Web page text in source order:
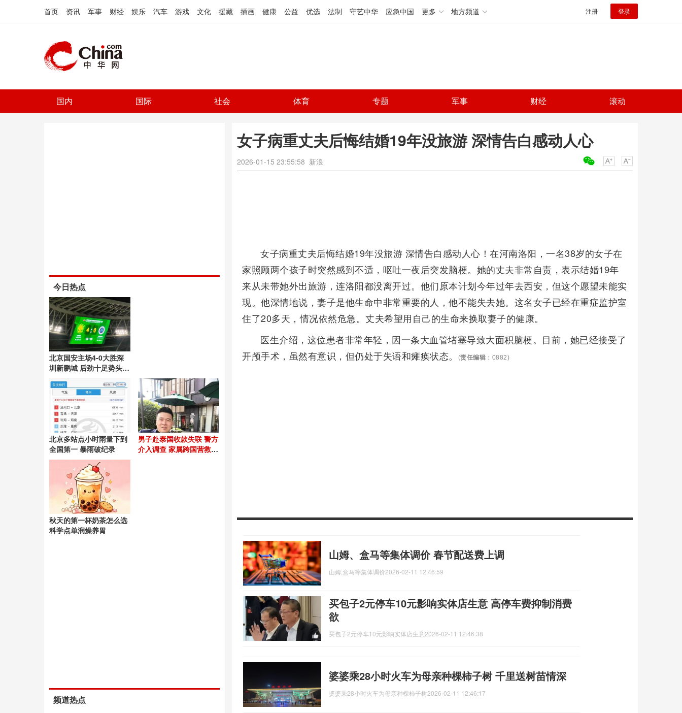
首页 资讯 军事 财经 娱乐 汽车 游戏 文化 援藏 插画 健康 公益 优选 法制 守艺中华 应急中国 更多 地方频道 注册 登录
国内 国际 社会 体育 专题 军事 财经 滚动
女子病重丈夫后悔结婚19年没旅游 深情告白感动人心
2026-01-15 23:55:58 新浪
女子病重丈夫后悔结婚19年没旅游 深情告白感动人心！在河南洛阳，一名38岁的女子在
家照顾两个孩子时突然感到不适，呕吐一夜后突发脑梗。她的丈夫非常自责，表示结婚19年
来从未带她外出旅游，连洛阳都没离开过。他们原本计划今年过年去西安，但这个愿望未能实
现。他深情地说，妻子是他生命中非常重要的人，他不能失去她。这名女子已经在重症监护室
住了20多天，情况依然危急。丈夫希望用自己的生命来换取妻子的健康。
医生介绍，这位患者非常年轻，因一条大血管堵塞导致大面积脑梗。目前，她已经接受了
开颅手术，虽然有意识，但仍处于失语和瘫痪状态。
(责任编辑 ：0882)
山姆、盒马等集体调价 春节配送费上调
山姆,盒马等集体调价2026-02-11 12:46:59
买包子2元停车10元影响实体店生意 高停车费抑制消费
欲
买包子2元停车10元影响实体店生意2026-02-11 12:46:38
婆婆乘28小时火车为母亲种棵柿子树 千里送树苗情深
婆婆乘28小时火车为母亲种棵柿子树2026-02-11 12:46:17
今日热点
北京国安主场4-0大胜深
圳新鹏城 后劲十足势头良
北京多站点小时雨量下到
全国第一 暴雨破纪录
男子赴泰国收款失联 警方
介入调查 家属跨国营救54
秋天的第一杯奶茶怎么选
科学点单润燥养胃
频道热点